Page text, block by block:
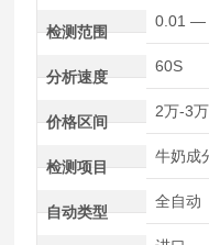
检测范围
0.01 —
分析速度
60S
价格区间
2万-3万
检测项目
牛奶成
自动类型
全自动